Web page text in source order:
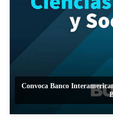
Convoca Banco